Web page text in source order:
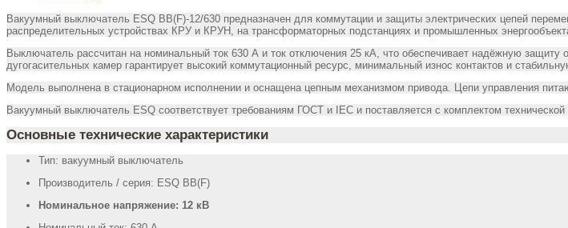
Вакуумный выключатель ESQ ВВ(F)-12/630 предназначен для коммутации и защиты электрических цепей
распределительных устройствах КРУ и КРУН, на трансформаторных подстанциях и промышленных
Выключатель рассчитан на номинальный ток 630 А и ток отключения 25 кА, что обеспечивает надёжную
дугогасительных камер гарантирует высокий коммутационный ресурс, минимальный износ контактов и
Модель выполнена в стационарном исполнении и оснащена цепным механизмом привода. Цепи управления
Вакуумный выключатель ESQ соответствует требованиям ГОСТ и IEC и поставляется с комплектом технической
Основные технические характеристики
Тип: вакуумный выключатель
Производитель / серия: ESQ ВВ(F)
Номинальное напряжение: 12 кВ